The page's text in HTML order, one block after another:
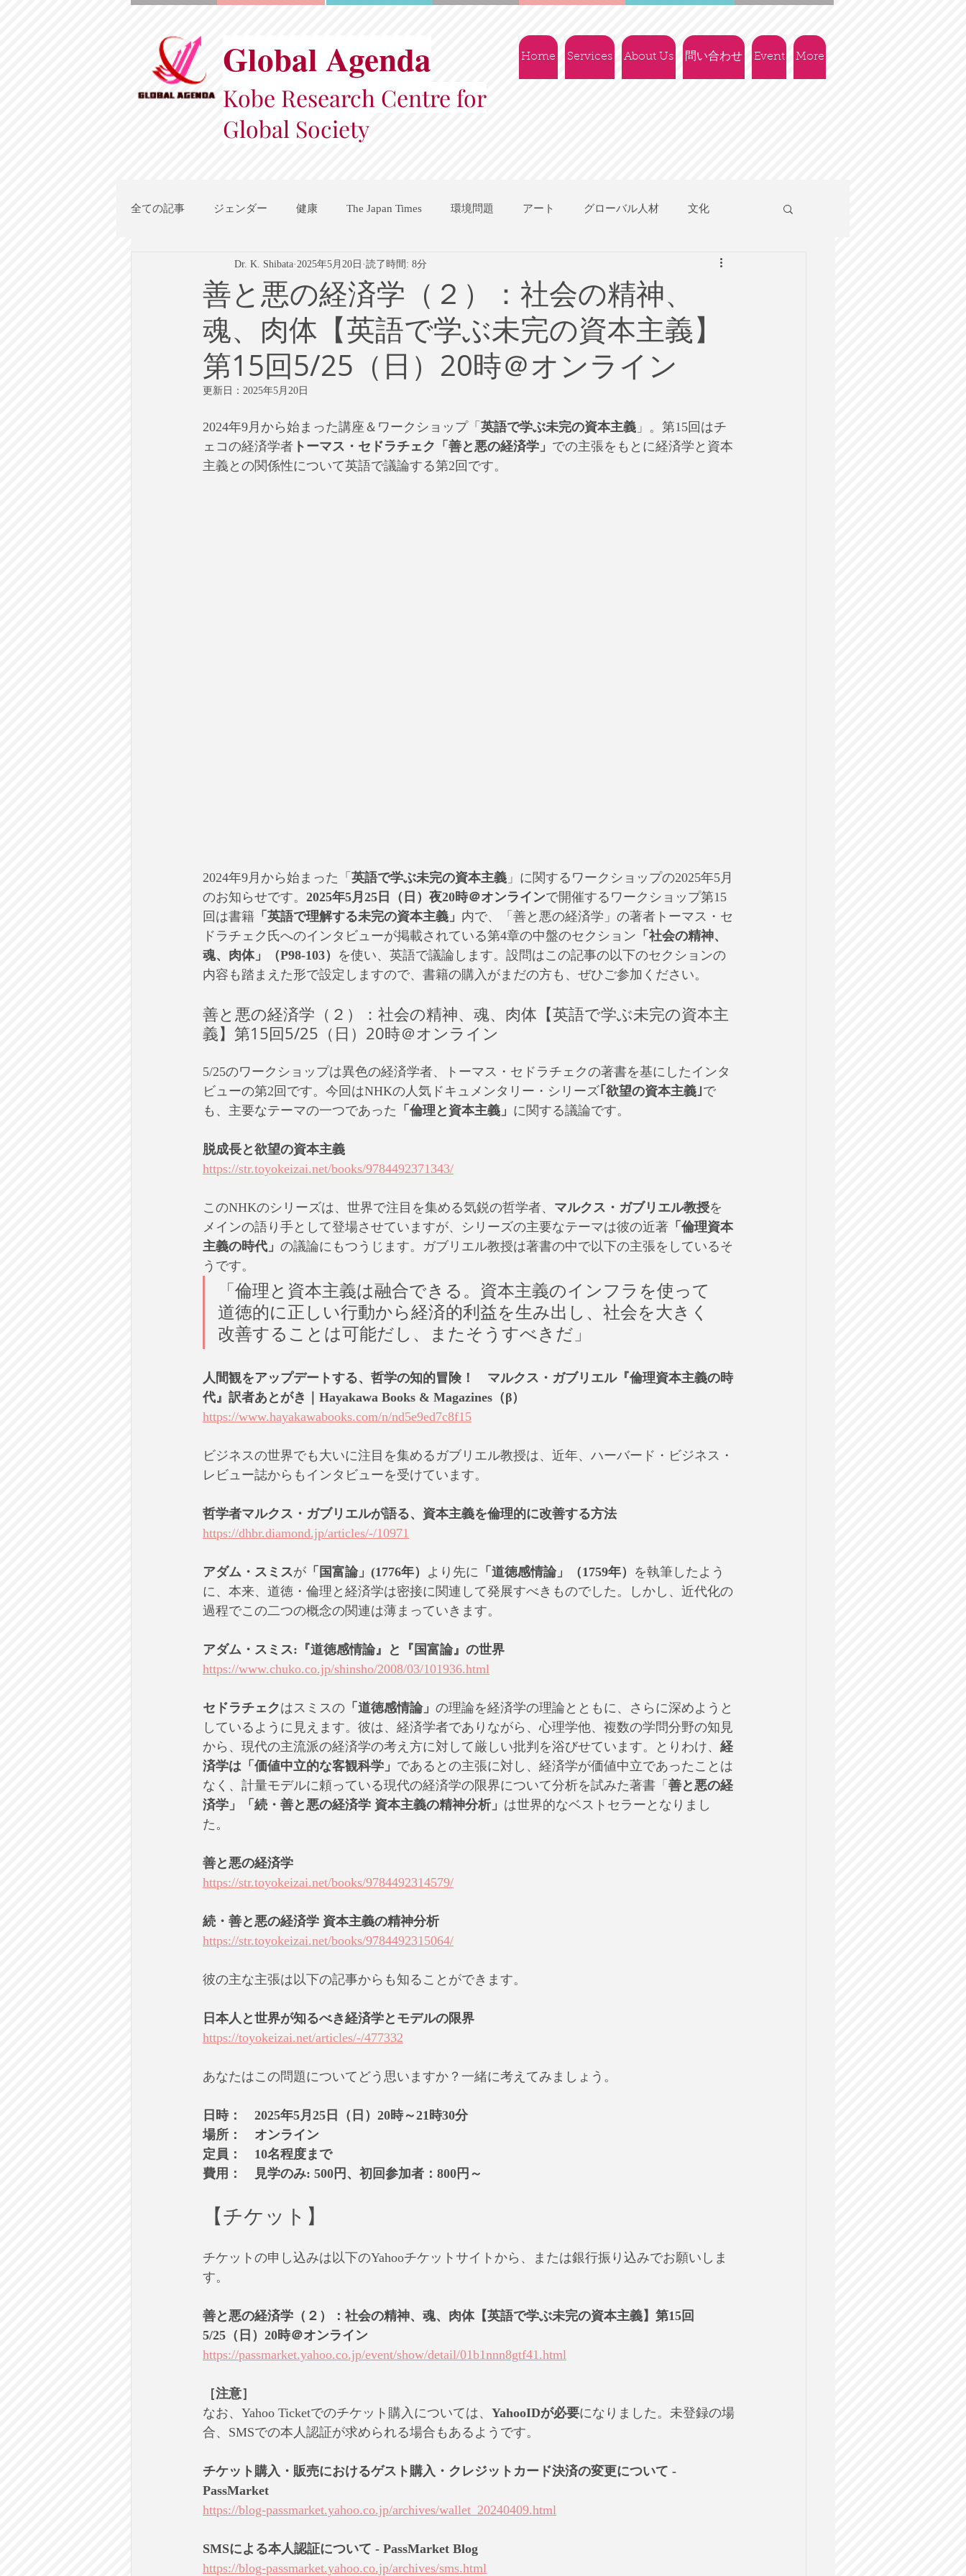
Global Agenda
Kobe Research Centre for
Global Society
Home Services About Us 問い合わせ Event More
全ての記事 ジェンダー 健康 The Japan Times 環境問題 アート グローバル人材 文化
地域都市政策 国際機関 地域振興 社会政策
テクノロジー 政治 ビジネス リスク ブランド 新型コロナウイルス
英語で学ぶ大人の社会科 Global News ソーシャル・メディア 資格試験
まち歩き
善と悪の経済学（２）：社会の精神、
魂、肉体【英語で学ぶ未完の資本主義】
第15回5/25（日）20時＠オンライン
Dr. K. Shibata 2025年5月20日 読了時間: 8分
更新日： 2025年5月20日
2024年9月から始まった講座＆ワークショップ「 英語で学ぶ未完の資本主義 」。第15回はチ
ェコの経済学者 トーマス・セドラチェク「善と悪の経済学」 での主張をもとに経済学と資本
主義との関係性について英語で議論する第2回です。
2024年9月から始まった「 英語で学ぶ未完の資本主義 」に関するワークショップの2025年5月
のお知らせです。 2025年5月25日（日）夜20時＠オンラインで開催するワークショップ第15
回は書籍 「英語で理解する未完の資本主義」 内で、「善と悪の経済学」の著者トーマス・セ
ドラチェク氏へのインタビューが掲載されている第4章の中盤のセクション 「社会の精神、
魂、肉体」（P98-103） を使い、英語で議論します。設問はこの記事の以下のセクションの
内容も踏まえた形で設定しますので、書籍の購入がまだの方も、ぜひご参加ください。
善と悪の経済学（２）：社会の精神、魂、肉体【英語で学ぶ未完の資本主
義】第15回5/25（日）20時＠オンライン
5/25のワークショップは異色の経済学者、トーマス・セドラチェクの著書を基にしたインタ
ビューの第2回です。今回はNHKの人気ドキュメンタリー・シリーズ｢欲望の資本主義｣で
も、主要なテーマの一つであった 「倫理と資本主義」 に関する議論です。
脱成長と欲望の資本主義
https://str.toyokeizai.net/books/9784492371343/
このNHKのシリーズは、世界で注目を集める気鋭の哲学者、 マルクス・ガブリエル教授を
メインの語り手として登場させていますが、シリーズの主要なテーマは彼の近著 「倫理資本
主義の時代」 の議論にもつうじます。ガブリエル教授は著書の中で以下の主張をしているそ
うです。
「倫理と資本主義は融合できる。資本主義のインフラを使って
道徳的に正しい行動から経済的利益を生み出し、社会を大きく
改善することは可能だし、またそうすべきだ」
人間観をアップデートする、哲学の知的冒険！　マルクス・ガブリエル『倫理資本主義の時
代』訳者あとがき｜Hayakawa Books & Magazines（β）
https://www.hayakawabooks.com/n/nd5e9ed7c8f15
ビジネスの世界でも大いに注目を集めるガブリエル教授は、近年、ハーバード・ビジネス・
レビュー誌からもインタビューを受けています。
哲学者マルクス・ガブリエルが語る、資本主義を倫理的に改善する方法
https://dhbr.diamond.jp/articles/-/10971
アダム・スミスが 「国富論」(1776年） より先に 「道徳感情論」（1759年） を執筆したよう
に、本来、道徳・倫理と経済学は密接に関連して発展すべきものでした。しかし、近代化の
過程でこの二つの概念の関連は薄まっていきます。
アダム・スミス:『道徳感情論』と『国富論』の世界
https://www.chuko.co.jp/shinsho/2008/03/101936.html
セドラチェクはスミスの 「道徳感情論」 の理論を経済学の理論とともに、さらに深めようと
しているように見えます。彼は、経済学者でありながら、心理学他、複数の学問分野の知見
から、現代の主流派の経済学の考え方に対して厳しい批判を浴びせています。とりわけ、 経
済学は「価値中立的な客観科学」 であるとの主張に対し、経済学が価値中立であったことは
なく、計量モデルに頼っている現代の経済学の限界について分析を試みた著書「 善と悪の経
済学」「続・善と悪の経済学 資本主義の精神分析」 は世界的なベストセラーとなりまし
た。
善と悪の経済学
https://str.toyokeizai.net/books/9784492314579/
続・善と悪の経済学 資本主義の精神分析
https://str.toyokeizai.net/books/9784492315064/
彼の主な主張は以下の記事からも知ることができます。
日本人と世界が知るべき経済学とモデルの限界
https://toyokeizai.net/articles/-/477332
あなたはこの問題についてどう思いますか？一緒に考えてみましょう。
日時：　2025年5月25日（日）20時～21時30分
場所：　オンライン
定員：　10名程度まで
費用：　見学のみ: 500円、初回参加者：800円～
【チケット】
チケットの申し込みは以下のYahooチケットサイトから、または銀行振り込みでお願いしま
す。
善と悪の経済学（２）：社会の精神、魂、肉体【英語で学ぶ未完の資本主義】第15回
5/25（日）20時＠オンライン
https://passmarket.yahoo.co.jp/event/show/detail/01b1nnn8gtf41.html
［注意］
なお、Yahoo Ticketでのチケット購入については、 YahooIDが必要になりました。未登録の場
合、SMSでの本人認証が求められる場合もあるようです。
チケット購入・販売におけるゲスト購入・クレジットカード決済の変更について -
PassMarket
https://blog-passmarket.yahoo.co.jp/archives/wallet_20240409.html
SMSによる本人認証について - PassMarket Blog
https://blog-passmarket.yahoo.co.jp/archives/sms.html